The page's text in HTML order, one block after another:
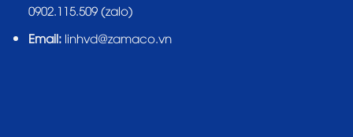
0902.115.509 (zalo)
Email:linhvd@zamaco.vn